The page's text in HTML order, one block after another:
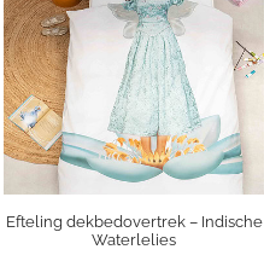
Efteling dekbedovertrek – Indische
Waterlelies